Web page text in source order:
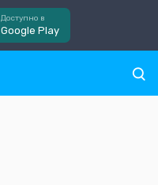
Доступно в
Google Play